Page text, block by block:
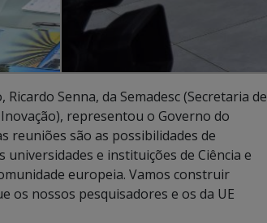
Senna, da Semadesc (Secretaria de
representou o Governo do
reuniões são as possibilidades de
e instituições de Ciência e
europeia. Vamos construir
os nossos pesquisadores e os da UE